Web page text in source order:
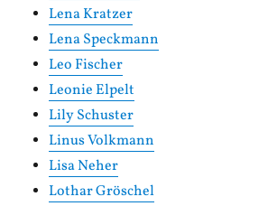
Lena Kratzer
Lena Speckmann
Leo Fischer
Leonie Elpelt
Lily Schuster
Linus Volkmann
Lisa Neher
Lothar Gröschel